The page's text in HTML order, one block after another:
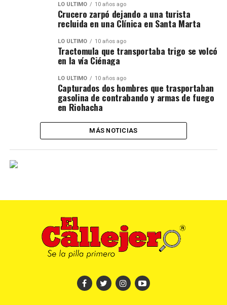
LO ÚLTIMO 10 años ago
Crucero zarpó dejando a una turista
recluida en una Clínica en Santa Marta
LO ÚLTIMO 10 años ago
Tractomula que transportaba trigo se volcó
en la vía Ciénaga
LO ÚLTIMO 10 años ago
Capturados dos hombres que trasportaban
gasolina de contrabando y armas de fuego
en Riohacha
MÁS NOTICIAS